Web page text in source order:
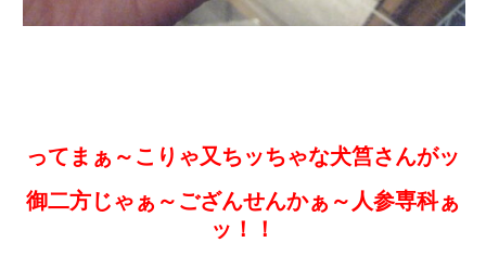
ってまぁ～こりゃ又ちッちゃな犬筥さんがッ
御二方じゃぁ～ござんせんかぁ～人参専科ぁ
ッ！！